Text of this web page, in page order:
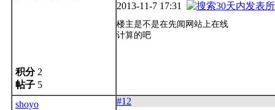
积分2
帖子 5
2013-11-7 17:31
楼主是不是在先闻网站上在线
计算的吧
shoyo
#12